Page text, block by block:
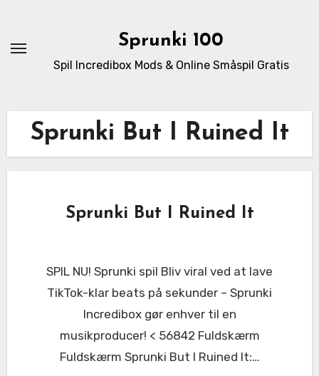
content
Sprunki 100
Spil Incredibox Mods & Online Småspil Gratis
Sprunki But I Ruined It
Sprunki But I Ruined It
SPIL NU! Sprunki spil Bliv viral ved at lave
TikTok-klar beats på sekunder – Sprunki
Incredibox gør enhver til en
musikproducer! < 56842 Fuldskærm
Fuldskærm Sprunki But I Ruined It:…